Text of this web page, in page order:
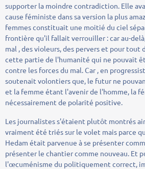
supporter la moindre contradiction. Elle
cause féministe dans sa version la plus
femmes constituait une moitié du ciel
frontière qu'il fallait verrouiller : car au-
mal , des violeurs, des pervers et pour tout
cette partie de l'humanité qui ne pouvait
contre les forces du mal. Car , en
soutenait volontiers que, le futur ne
et la femme étant l'avenir de l'homme, la
nécessairement de polarité positive.
Les journalistes s'étaient plutôt montrés
vraiment été triés sur le volet mais parce
Hedam était parvenue à se présenter
présenter le chantier comme nouveau. Et
l'œcuménisme du politiquement correct,